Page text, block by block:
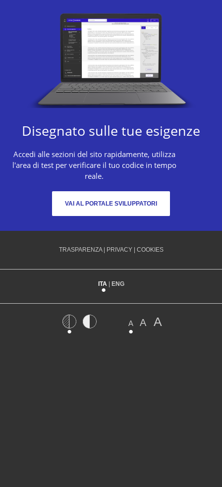
Disegnato sulle tue esigenze
Accedi alle sezioni del sito rapidamente, utilizza
l'area di test per verificare il tuo codice in tempo
reale.
VAI AL PORTALE SVILUPPATORI
TRASPARENZA PRIVACY COOKIES
ITA ENG
A A A